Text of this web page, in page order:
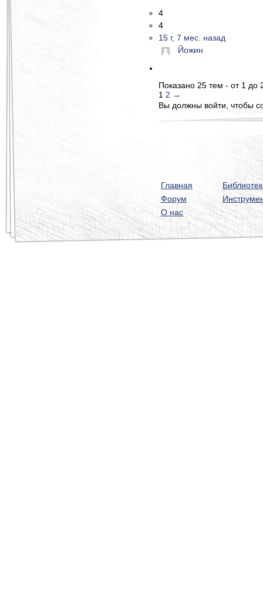
4
4
15 г, 7 мес. назад
Йожин
Показано 25 тем - от 1 до
1 2 →
Вы должны войти, чтобы
Главная
Форум
О нас